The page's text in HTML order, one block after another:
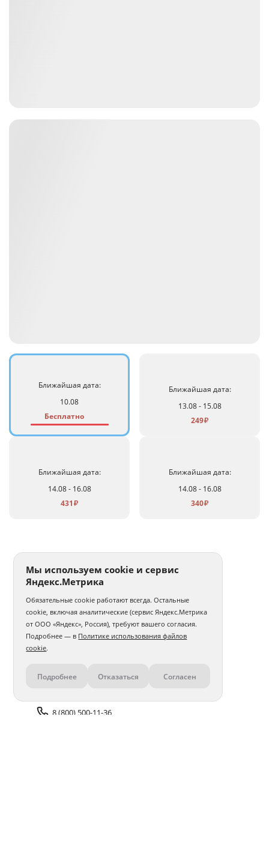
Ближайшая дата:
10.08
Бесплатно
Ближайшая дата:
13.08 - 15.08
249₽
Ближайшая дата:
14.08 - 16.08
431 ₽
Ближайшая дата:
14.08 - 16.08
340₽
Контакты
8 (800) 500-11-36
Мы используем cookie и сервис
Яндекс.Метрика
Обязательные cookie работают всегда. Остальные
cookie, включая аналитические (сервис Яндекс.Метрика
от ООО «Яндекс», Россия), требуют вашего согласия.
Подробнее — в Политике использования файлов
cookie.
Подробнее Отказаться Согласен